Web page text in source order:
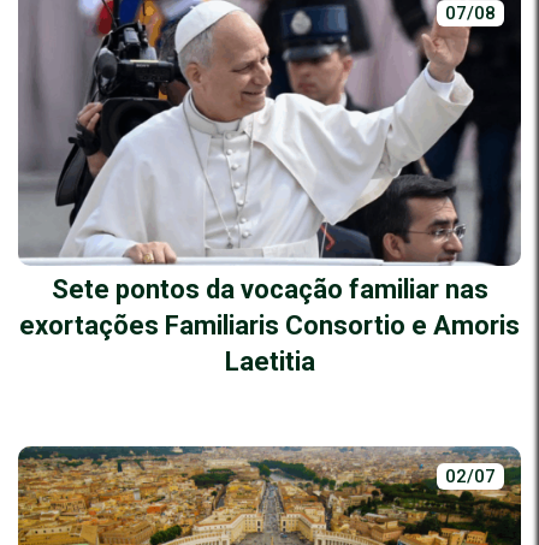
07/08
Sete pontos da vocação familiar nas
exortações Familiaris Consortio e Amoris
Laetitia
02/07